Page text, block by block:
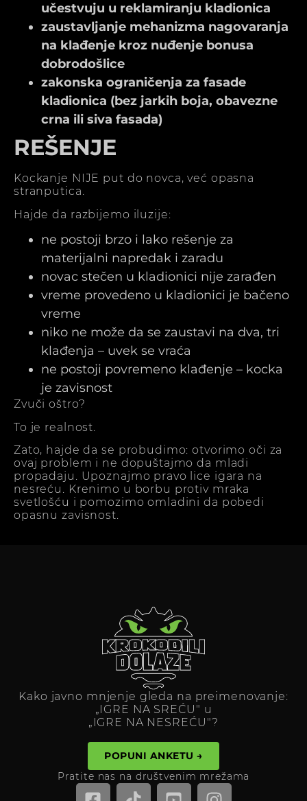
učestvuju u reklamiranju kladionica
zaustavljanje mehanizma nagovaranja
na klađenje kroz nuđenje bonusa
dobrodošlice
zakonska ograničenja za fasade
kladionica (bez jarkih boja, obavezne
crna ili siva fasada)
REŠENJE
Kockanje NIJE put do novca, već opasna
stranputica.
Hajde da razbijemo iluzije:
ne postoji brzo i lako rešenje za
materijalni napredak i zaradu
novac stečen u kladionici nije zarađen
vreme provedeno u kladionici je bačeno
vreme
niko ne može da se zaustavi na dva, tri
klađenja – uvek se vraća
ne postoji povremeno klađenje – kocka
je zavisnost
Zvuči oštro?
To je realnost.
Zato, hajde da se probudimo: otvorimo oči za
ovaj problem i ne dopuštajmo da mladi
propadaju. Upoznajmo pravo lice igara na
nesreću. Krenimo u borbu protiv mraka
svetlošću i pomozimo omladini da pobedi
opasnu zavisnost.
Kako javno mnjenje gleda na preimenovanje:
„IGRE NA SREĆU" u
„IGRE NA NESREĆU"?
POPUNI ANKETU →
Pratite nas na društvenim mrežama